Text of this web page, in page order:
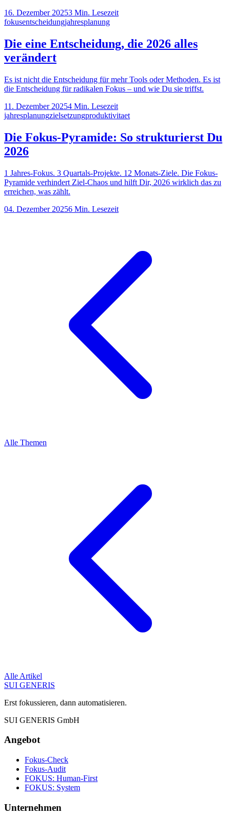
16. Dezember 20253 Min. Lesezeit
fokusentscheidungjahresplanung
Die eine Entscheidung, die 2026 alles
verändert
Es ist nicht die Entscheidung für mehr Tools oder Methoden. Es ist
die Entscheidung für radikalen Fokus – und wie Du sie triffst.
11. Dezember 20254 Min. Lesezeit
jahresplanungzielsetzungproduktivitaet
Die Fokus-Pyramide: So strukturierst Du
2026
1 Jahres-Fokus. 3 Quartals-Projekte. 12 Monats-Ziele. Die Fokus-
Pyramide verhindert Ziel-Chaos und hilft Dir, 2026 wirklich das zu
erreichen, was zählt.
04. Dezember 20256 Min. Lesezeit
Alle Themen
Alle Artikel
SUI GENERIS
Erst fokussieren, dann automatisieren.
SUI GENERIS GmbH
Angebot
Fokus-Check
Fokus-Audit
FOKUS: Human-First
FOKUS: System
Unternehmen